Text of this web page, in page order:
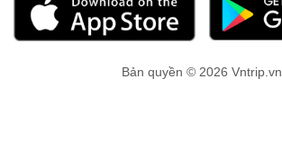
Bản quyền © 2026 Vntrip.vn